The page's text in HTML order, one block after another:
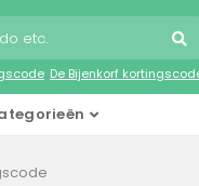
De Bijenkorf